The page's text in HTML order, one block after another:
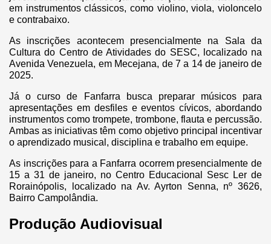
em instrumentos clássicos, como violino, viola, violoncelo
e contrabaixo.
As inscrições acontecem presencialmente na Sala da
Cultura do Centro de Atividades do SESC, localizado na
Avenida Venezuela, em Mecejana, de 7 a 14 de janeiro de
2025.
Já o curso de Fanfarra busca preparar músicos para
apresentações em desfiles e eventos cívicos, abordando
instrumentos como trompete, trombone, flauta e percussão.
Ambas as iniciativas têm como objetivo principal incentivar
o aprendizado musical, disciplina e trabalho em equipe.
As inscrições para a Fanfarra ocorrem presencialmente de
15 a 31 de janeiro, no Centro Educacional Sesc Ler de
Rorainópolis, localizado na Av. Ayrton Senna, nº 3626,
Bairro Campolândia.
Produção Audiovisual